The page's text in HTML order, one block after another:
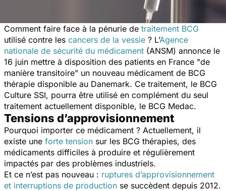
Comment faire face à la pénurie de traitement BCG
utilisé contre les cancers de la vessie ? L’Agence
nationale de sécurité du médicament (ANSM) annonce le
16 juin mettre à disposition des patients en France "de
manière transitoire" un nouveau médicament de BCG
thérapie disponible au Danemark. Ce traitement, le BCG
Culture SSI, pourra être utilisé en complément du seul
traitement actuellement disponible, le BCG Medac.
Tensions d’approvisionnement
Pourquoi importer ce médicament ? Actuellement, il
existe une forte tension sur les BCG thérapies, des
médicaments difficiles à produire et régulièrement
impactés par des problèmes industriels.
Et ce n’est pas nouveau : ruptures d’approvisionnement
et interruptions de production se succèdent depuis 2012.